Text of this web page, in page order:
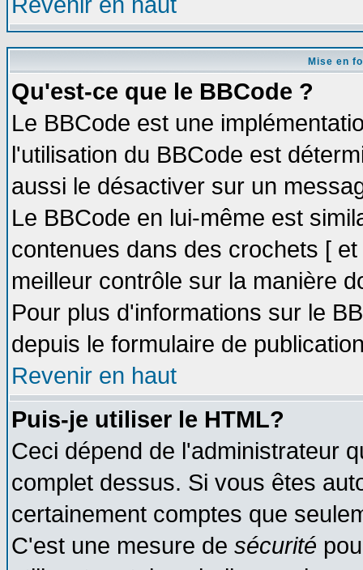
Mise en
Qu'est-ce que le BBCode ?
Le BBCode est une
l'utilisation du BBCode est
aussi le désactiver sur un
Le BBCode en lui-même est
contenues dans des crochets [
meilleur contrôle sur la manière
Pour plus d'informations sur le
depuis le formulaire de
Revenir en haut
Puis-je utiliser le HTML?
Ceci dépend de l'administrateur
complet dessus. Si vous êtes
certainement comptes que
C'est une mesure de sécurité